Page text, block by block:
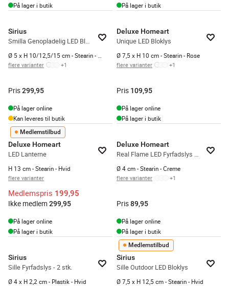
På lager i butik På lager i butik
Sirius
Smilla Genopladelig LED Bloklys - 3 stk.
flere varianter +1
Pris299,95
På lager online
Kan leveres til butik
Deluxe Homeart
Unique LED Bloklys
Ø 7,5 x H 10 cm - Stearin - Rose
flere varianter +1
Pris 109,95
På lager online
På lager i butik
Medlemstilbud
Deluxe Homeart
LED Lanterne
H 13 cm - Stearin - Hvid
flere varianter
Medlemspris 199,95
Ikke medlem 299,95
På lager online
På lager i butik
Deluxe Homeart
Real Flame LED Fyrfadslys - 2 stk.
Ø 4 cm - Stearin - Creme
flere varianter +1
Pris89,95
På lager online
På lager i butik
Sirius
Sille Fyrfadslys - 2 stk.
Ø 4 x H 2,2 cm - Plastik - Hvid
Medlemstilbud
Sirius
Sille Outdoor LED Bloklys
Ø 7,5 x H 12,5 cm - Stearin - Hvid